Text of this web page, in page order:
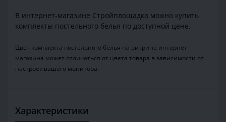
В интернет-магазине Стройплощадка можно купить
комплекты постельного белья по доступной цене.
Цвет комплекта постельного белья на витрине интернет-
магазина может отличаться от цвета товара в зависимости от
настроек вашего монитора.
Характеристики